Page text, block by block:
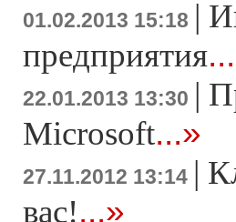
01.02.2013 15:18 |
предприятия
22.01.2013 13:30 |
Microsoft...»
27.11.2012 13:14 |
вас!...»